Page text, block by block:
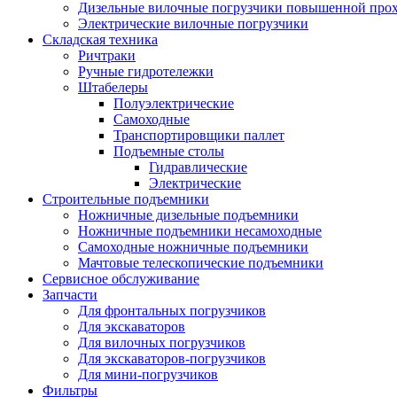
Дизельные вилочные погрузчики повышенной
Электрические вилочные погрузчики
Складская техника
Ричтраки
Ручные гидротележки
Штабелеры
Полуэлектрические
Самоходные
Транспортировщики паллет
Подъемные столы
Гидравлические
Электрические
Строительные подъемники
Ножничные дизельные подъемники
Ножничные подъемники несамоходные
Самоходные ножничные подъемники
Мачтовые телескопические подъемники
Сервисное обслуживание
Запчасти
Для фронтальных погрузчиков
Для экскаваторов
Для вилочных погрузчиков
Для экскаваторов-погрузчиков
Для мини-погрузчиков
Фильтры